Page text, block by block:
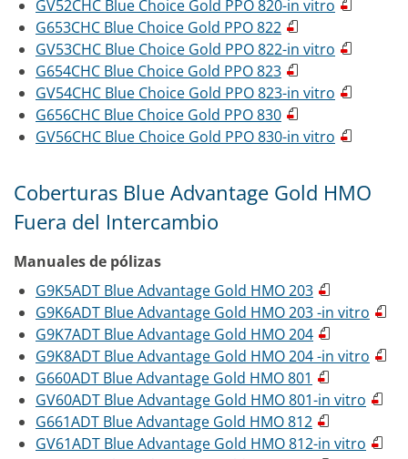
GV52CHC Blue Choice Gold PPO 820-in vitro
G653CHC Blue Choice Gold PPO 822
GV53CHC Blue Choice Gold PPO 822-in vitro
G654CHC Blue Choice Gold PPO 823
GV54CHC Blue Choice Gold PPO 823-in vitro
G656CHC Blue Choice Gold PPO 830
GV56CHC Blue Choice Gold PPO 830-in vitro
Coberturas Blue Advantage Gold HMO
Fuera del Intercambio
Manuales de pólizas
G9K5ADT Blue Advantage Gold HMO 203
G9K6ADT Blue Advantage Gold HMO 203 -in vitro
G9K7ADT Blue Advantage Gold HMO 204
G9K8ADT Blue Advantage Gold HMO 204 -in vitro
G660ADT Blue Advantage Gold HMO 801
GV60ADT Blue Advantage Gold HMO 801-in vitro
G661ADT Blue Advantage Gold HMO 812
GV61ADT Blue Advantage Gold HMO 812-in vitro